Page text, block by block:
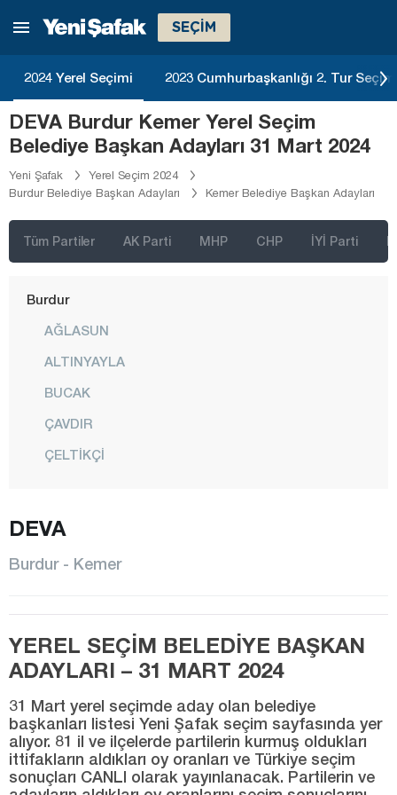
SEÇİM
2024 Yerel Seçimi 2023 Cumhurbaşkanlığı 2. Tur
DEVA Burdur Kemer Yerel Seçim
Belediye Başkan Adayları 31 Mart 2024
Yeni Şafak
Yerel Seçim 2024
Burdur Belediye Başkan Adayları
Kemer Belediye Başkan Adayları
Tüm Partiler AK Parti MHP CHP İYİ Parti
Bartın
Bayburt
Bilecik
Bingöl
Bolu
Burdur
AĞLASUN
ALTINYAYLA
BUCAK
ÇAVDIR
ÇELTİKÇİ
KEMER
KOCAALİLER
MERKEZ
SÖĞÜT
TEFENNİ
YEŞİLOVA
YUSUFÇA
DEVA
Burdur - Kemer
YEREL SEÇİM BELEDİYE BAŞKAN
ADAYLARI – 31 MART 2024
31 Mart yerel seçimde aday olan belediye
başkanları listesi Yeni Şafak seçim sayfasında yer
alıyor. 81 il ve ilçelerde partilerin kurmuş oldukları
ittifakların aldıkları oy oranları ve Türkiye seçim
sonuçları CANLI olarak yayınlanacak. Partilerin ve